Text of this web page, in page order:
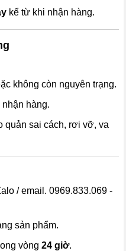
kể từ khi nhận hàng.
không còn nguyên trạng.
hàng.
quản sai cách, rơi vỡ, va
/ email. 0969.833.069 -
sản phẩm.
vòng24 giờ.